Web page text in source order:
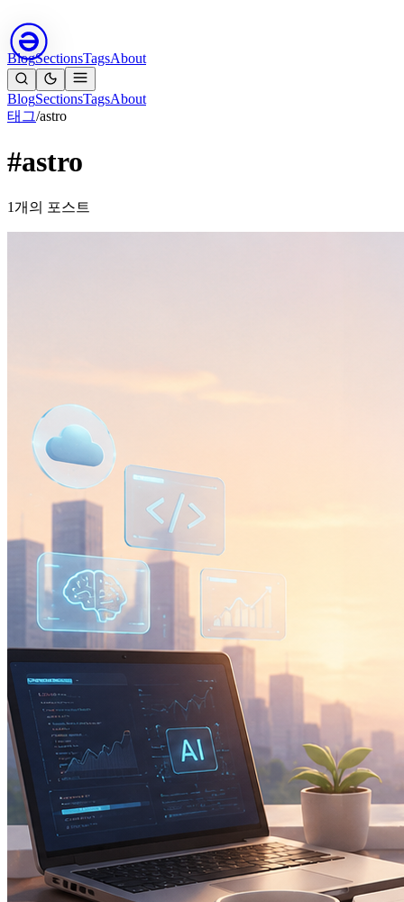
BlogSectionsTagsAbout
BlogSectionsTagsAbout
태그/astro
#astro
1개의 포스트